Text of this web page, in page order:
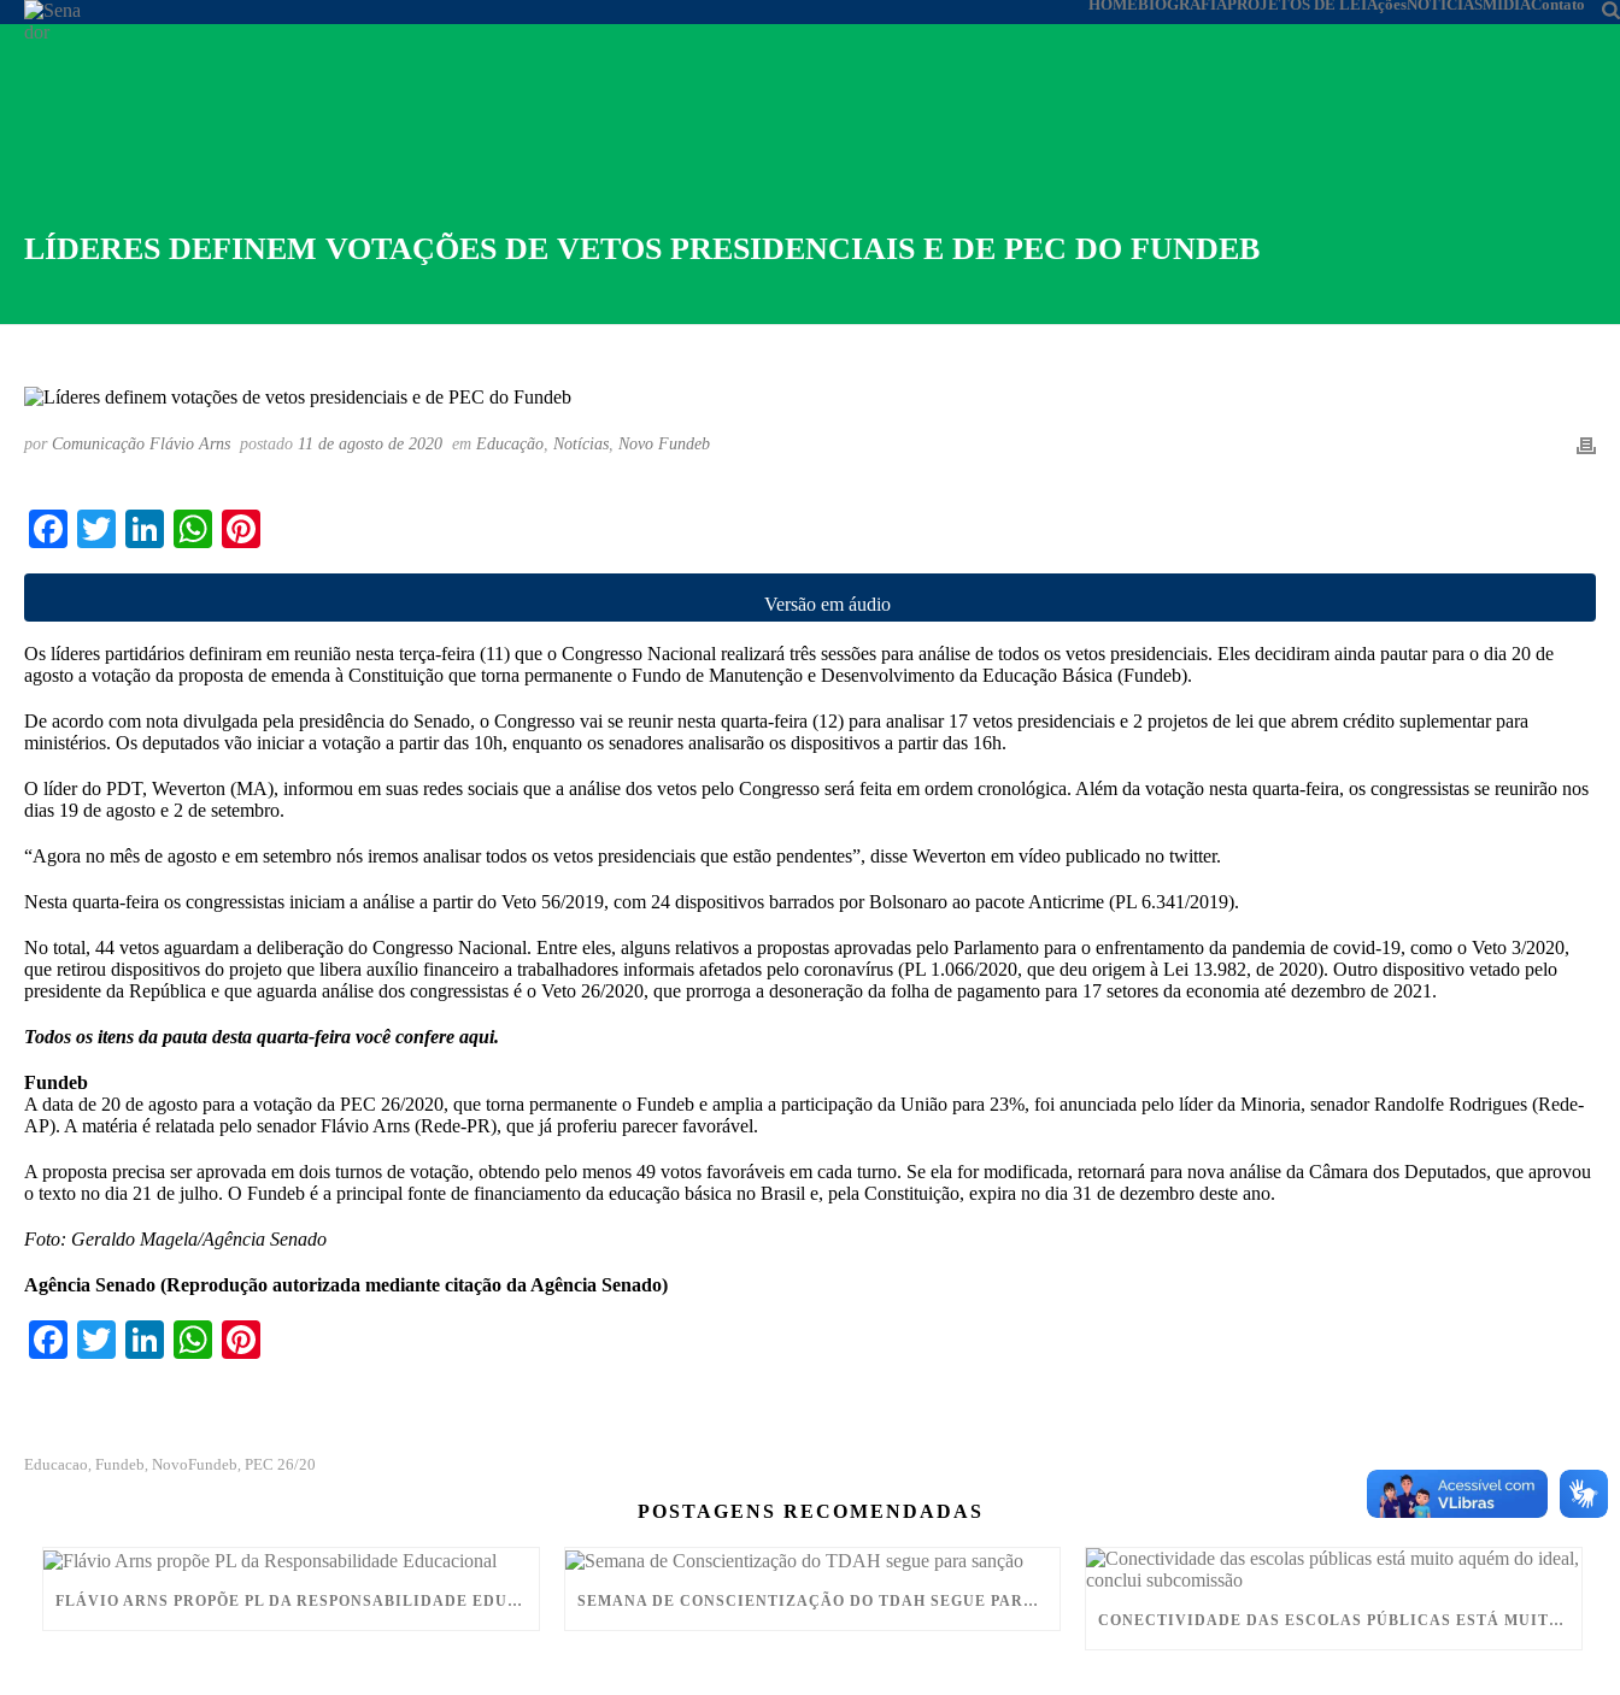
HOMEBIOGRAFIAPROJETOS DE LEIAçõesNOTÍCIASMÍDIAContato
LÍDERES DEFINEM VOTAÇÕES DE VETOS PRESIDENCIAIS E DE PEC DO FUNDEB
por Comunicação Flávio Arns postado 11 de agosto de 2020 em Educação, Notícias, Novo Fundeb
Fa
ce
ok
T
wi
r
Li
nk
In
W
ha
A
pp
nt
es
t
Versão em áudio
Os líderes partidários definiram em reunião nesta terça-feira (11) que o Congresso Nacional realizará três sessões para análise de todos os vetos presidenciais. Eles decidiram ainda pautar para o dia 20 de
agosto a votação da proposta de emenda à Constituição que torna permanente o Fundo de Manutenção e Desenvolvimento da Educação Básica (Fundeb).
De acordo com nota divulgada pela presidência do Senado, o Congresso vai se reunir nesta quarta-feira (12) para analisar 17 vetos presidenciais e 2 projetos de lei que abrem crédito suplementar para
ministérios. Os deputados vão iniciar a votação a partir das 10h, enquanto os senadores analisarão os dispositivos a partir das 16h.
O líder do PDT, Weverton (MA), informou em suas redes sociais que a análise dos vetos pelo Congresso será feita em ordem cronológica. Além da votação nesta quarta-feira, os congressistas se reunirão nos
dias 19 de agosto e 2 de setembro.
“Agora no mês de agosto e em setembro nós iremos analisar todos os vetos presidenciais que estão pendentes”, disse Weverton em vídeo publicado no twitter.
Nesta quarta-feira os congressistas iniciam a análise a partir do Veto 56/2019, com 24 dispositivos barrados por Bolsonaro ao pacote Anticrime (PL 6.341/2019).
No total, 44 vetos aguardam a deliberação do Congresso Nacional. Entre eles, alguns relativos a propostas aprovadas pelo Parlamento para o enfrentamento da pandemia de covid-19, como o Veto 3/2020,
que retirou dispositivos do projeto que libera auxílio financeiro a trabalhadores informais afetados pelo coronavírus (PL 1.066/2020, que deu origem à Lei 13.982, de 2020). Outro dispositivo vetado pelo
presidente da República e que aguarda análise dos congressistas é o Veto 26/2020, que prorroga a desoneração da folha de pagamento para 17 setores da economia até dezembro de 2021.
Todos os itens da pauta desta quarta-feira você confere aqui.
Fundeb
A data de 20 de agosto para a votação da PEC 26/2020, que torna permanente o Fundeb e amplia a participação da União para 23%, foi anunciada pelo líder da Minoria, senador Randolfe Rodrigues (Rede-
AP). A matéria é relatada pelo senador Flávio Arns (Rede-PR), que já proferiu parecer favorável.
A proposta precisa ser aprovada em dois turnos de votação, obtendo pelo menos 49 votos favoráveis em cada turno. Se ela for modificada, retornará para nova análise da Câmara dos Deputados, que aprovou
o texto no dia 21 de julho. O Fundeb é a principal fonte de financiamento da educação básica no Brasil e, pela Constituição, expira no dia 31 de dezembro deste ano.
Foto: Geraldo Magela/Agência Senado
Agência Senado (Reprodução autorizada mediante citação da Agência Senado)
Fa
ok
T
r
Li
In
W
A es
Educacao, Fundeb, NovoFundeb, PEC 26/20
POSTAGENS RECOMENDADAS
FLÁVIO ARNS PROPÕE PL DA RESPONSABILIDADE EDUCACIONAL
SEMANA DE CONSCIENTIZAÇÃO DO TDAH SEGUE PARA SANÇÃO
CONECTIVIDADE DAS ESCOLAS PÚBLICAS ESTÁ MUITO AQUÉM DO IDEAL, CONCLUI SUBCOMISSÃO